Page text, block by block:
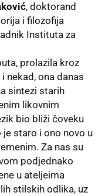
, doktorand
i filozofija
Instituta za
prolazila kroz
nekad, ona danas
sintezi starih
likovnim
bio bliži čoveku
staro i ono novo u
Za nas su
podjednako
u ateljeima
stilskih odlika, uz